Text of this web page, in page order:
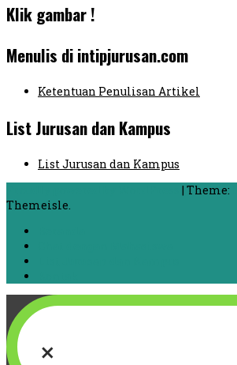
Klik gambar !
Menulis di intipjurusan.com
Ketentuan Penulisan Artikel
List Jurusan dan Kampus
List Jurusan dan Kampus
| Theme:
Themeisle.
×